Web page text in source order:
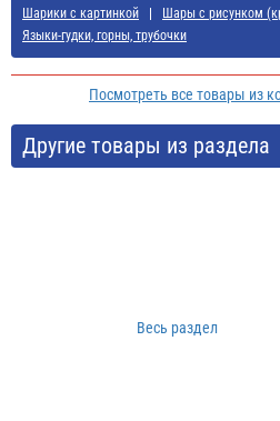
Шарики с картинкой
Шары с рисунком
Языки-гудки, горны, трубочки
Посмотреть все товары из
Другие товары из раздела
Весь раздел